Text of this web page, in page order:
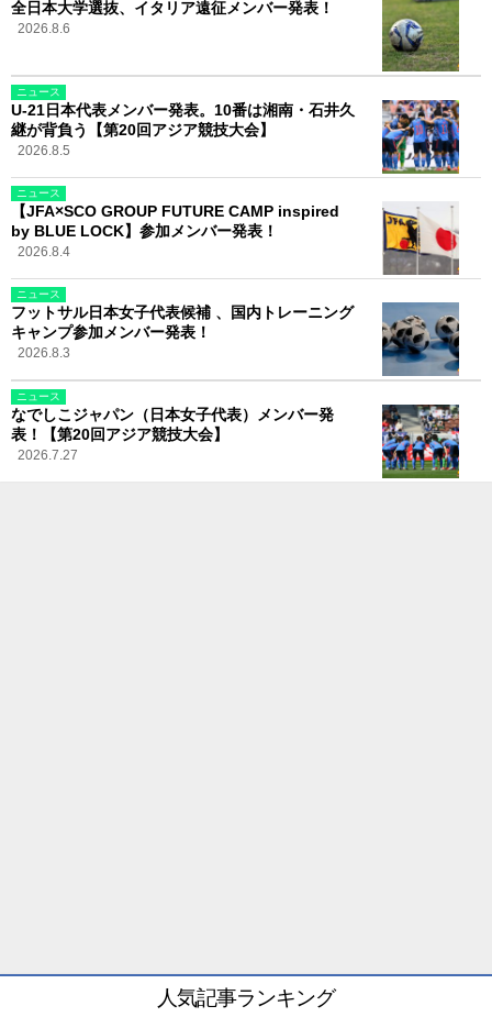
全日本大学選抜、イタリア遠征メンバー発表！
2026.8.6
ニュース
U-21日本代表メンバー発表。10番は湘南・石井久
継が背負う【第20回アジア競技大会】
2026.8.5
ニュース
【JFA×SCO GROUP FUTURE CAMP inspired
by BLUE LOCK】参加メンバー発表！
2026.8.4
ニュース
フットサル日本女子代表候補 、国内トレーニング
キャンプ参加メンバー発表！
2026.8.3
ニュース
なでしこジャパン（日本女子代表）メンバー発
表！【第20回アジア競技大会】
2026.7.27
人気記事ランキング